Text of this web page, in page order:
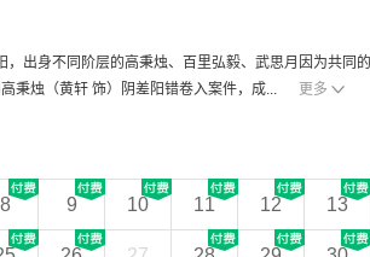
出身不同阶层的高秉烛、百里弘毅、武思月因为共同
秉烛（黄轩 饰）阴差阳错卷入案件，成...
更多
8 9 10 11 12 13